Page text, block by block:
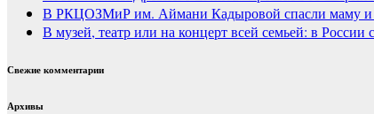
В РКЦОЗМиР им. Аймани Кадыровой спасли маму и
В музей, театр или на концерт всей семьей: в
Свежие комментарии
Архивы